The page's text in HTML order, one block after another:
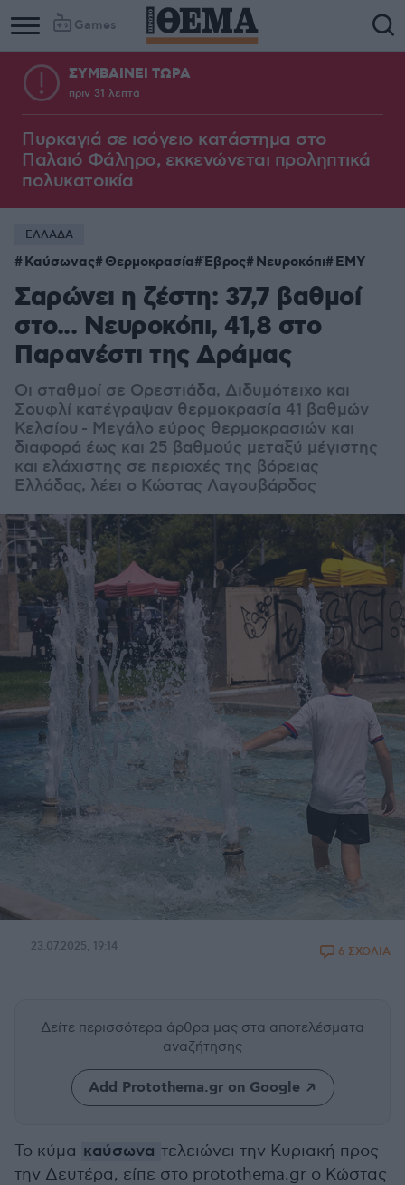
Games
ΣΥΜΒΑΙΝΕΙ ΤΩΡΑ
πριν 31 λεπτά
Πυρκαγιά σε ισόγειο κατάστημα στο
Παλαιό Φάληρο, εκκενώνεται προληπτικά
πολυκατοικία
ΕΛΛΑΔΑ
Καύσωνας Θερμοκρασία Έβρος Νευροκόπι ΕΜΥ
Σαρώνει η ζέστη: 37,7 βαθμοί
στο... Νευροκόπι, 41,8 στο
Παρανέστι της Δράμας
Οι σταθμοί σε Ορεστιάδα, Διδυμότειχο και
Σουφλί κατέγραψαν θερμοκρασία 41 βαθμών
Κελσίου - Μεγάλο εύρος θερμοκρασιών και
διαφορά έως και 25 βαθμούς μεταξύ μέγιστης
και ελάχιστης σε περιοχές της βόρειας
Ελλάδας, λέει ο Κώστας Λαγουβάρδος
23.07.2025, 19:14 6 ΣΧΟΛΙΑ
Δείτε περισσότερα άρθρα μας στα αποτελέσματα
αναζήτησης
Add Protothema.gr on Google
Το κύμα καύσωνα τελειώνει την Κυριακή προς
την Δευτέρα, είπε στο protothema.gr ο Κώστας